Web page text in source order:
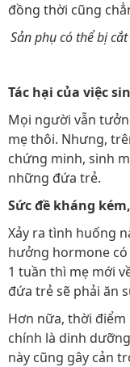
đồng thời cũng
Sản phụ có thể bị
Tác hại của việc
Mọi người vẫn
mẹ thôi. Nhưng,
chứng minh, sinh
những đứa trẻ.
Sức đề kháng
Xảy ra tình huống
hưởng hormone
1 tuần thì mẹ mới
đứa trẻ sẽ phải ăn
Hơn nữa, thời
chính là dinh
này cũng gây cản